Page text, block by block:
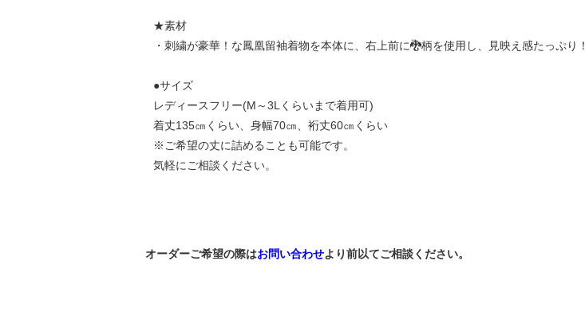
★素材
・刺繍が豪華！な鳳凰留袖着物を本体に、右上前に🐉柄を使用し、見映え感たっぷり！
●サイズ
レディースフリー(M～3Lくらいまで着用可)
着丈135㎝くらい、身幅70㎝、裄丈60㎝くらい
※ご希望の丈に詰めることも可能です。
気軽にご相談ください。
オーダーご希望の際はお問い合わせより前以てご相談ください。